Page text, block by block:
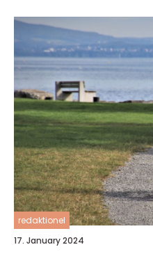
redaktionel
17. January 2024